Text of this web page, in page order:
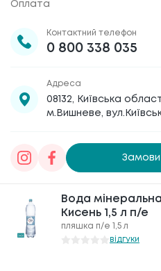
Вода
Кисень 1,5 л п/е
пляшка п/е 1,5 л
відгуки
Оплата
Контактний телефон
0 800 338 035
Адреса
08132, Київська
м.Вишневе,
Товариство з обмеженою
«Галафарм», код ЄДРПОУ